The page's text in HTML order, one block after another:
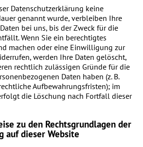
Datenschutzerklärung keine
genannt wurde, verbleiben Ihre
bei uns, bis der Zweck für die
Wenn Sie ein berechtigtes
machen oder eine Einwilligung zur
werden Ihre Daten gelöscht,
rechtlich zulässigen Gründe für die
Daten haben (z. B.
Aufbewahrungsfristen); im
die Löschung nach Fortfall dieser
zu den Rechtsgrundlagen der
auf dieser Website